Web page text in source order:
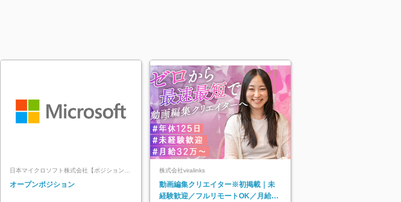
日本マイクロソフト株式会社【ポジションマ
ッチ登録】
オープンポジション
株式会社viralinks
動画編集クリエイター※初掲載｜未
経験歓迎／フルリモートOK／月給32